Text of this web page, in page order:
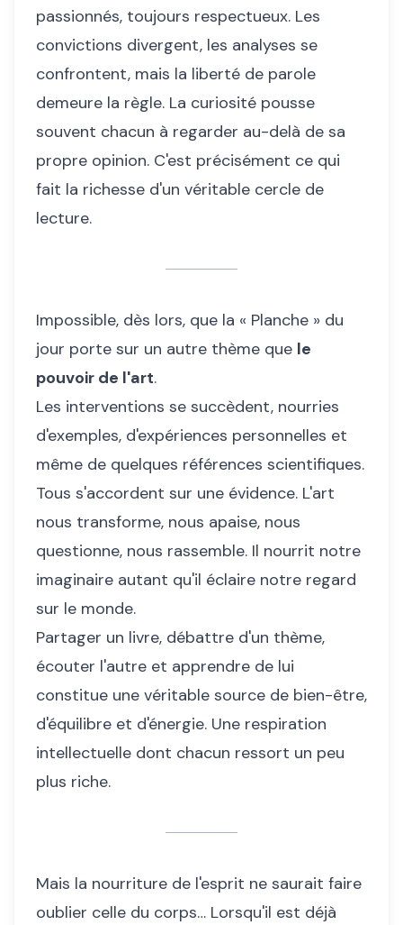
passionnés, toujours respectueux. Les
convictions divergent, les analyses se
confrontent, mais la liberté de parole
demeure la règle. La curiosité pousse
souvent chacun à regarder au-delà de sa
propre opinion. C'est précisément ce qui
fait la richesse d'un véritable cercle de
lecture.
Impossible, dès lors, que la « Planche » du
jour porte sur un autre thème que le
pouvoir de l'art.
Les interventions se succèdent, nourries
d'exemples, d'expériences personnelles et
même de quelques références scientifiques.
Tous s'accordent sur une évidence. L'art
nous transforme, nous apaise, nous
questionne, nous rassemble. Il nourrit notre
imaginaire autant qu'il éclaire notre regard
sur le monde.
Partager un livre, débattre d'un thème,
écouter l'autre et apprendre de lui
constitue une véritable source de bien-être,
d'équilibre et d'énergie. Une respiration
intellectuelle dont chacun ressort un peu
plus riche.
Mais la nourriture de l'esprit ne saurait faire
oublier celle du corps… Lorsqu'il est déjà